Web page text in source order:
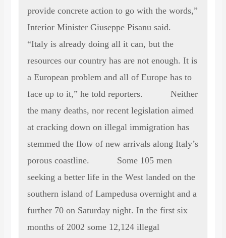
provide concrete action to go with the words,”
Interior Minister Giuseppe Pisanu said.
“Italy is already doing all it can, but the
resources our country has are not enough. It is
a European problem and all of Europe has to
face up to it,” he told reporters. Neither
the many deaths, nor recent legislation aimed
at cracking down on illegal immigration has
stemmed the flow of new arrivals along Italy’s
porous coastline. Some 105 men
seeking a better life in the West landed on the
southern island of Lampedusa overnight and a
further 70 on Saturday night. In the first six
months of 2002 some 12,124 illegal